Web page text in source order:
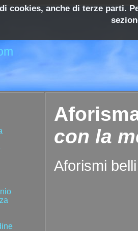
cookies, anche di terze parti.
con la
Aforismi